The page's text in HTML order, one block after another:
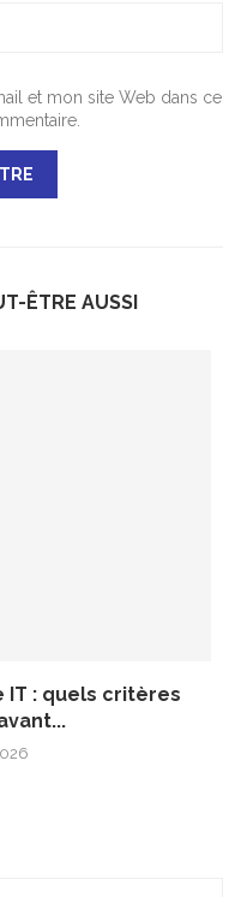
et mon site Web dans ce
ÊTRE AUSSI
: quels critères